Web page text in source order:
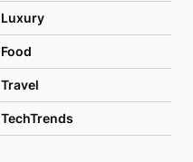
Luxury
Food
Travel
TechTrends